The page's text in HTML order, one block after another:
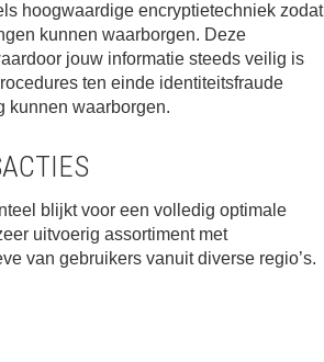
hoogwaardige encryptietechniek zodat
kunnen waarborgen. Deze
jouw informatie steeds veilig is
ten einde identiteitsfraude
kunnen waarborgen.
blijkt voor een volledig optimale
uitvoerig assortiment met
van gebruikers vanuit diverse regio’s.